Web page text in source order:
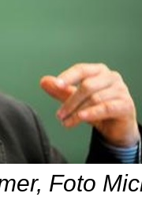
Foto